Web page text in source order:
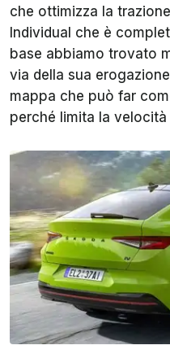
che ottimizza la
Individual che è
base abbiamo trovato
via della sua
mappa che può far
perché limita la